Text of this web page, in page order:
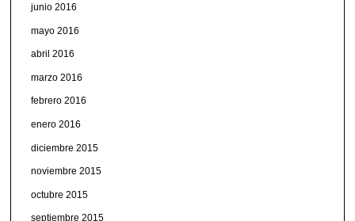
junio 2016
mayo 2016
abril 2016
marzo 2016
febrero 2016
enero 2016
diciembre 2015
noviembre 2015
octubre 2015
septiembre 2015